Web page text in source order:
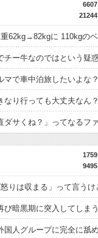
6607
21244
り行っても大丈夫なん？
1759
9495
び暗黒期に突入してしまう